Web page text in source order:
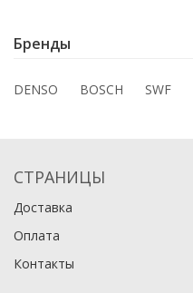
Бренды
DENSO BOSCH SWF
СТРАНИЦЫ
Доставка
Оплата
Контакты